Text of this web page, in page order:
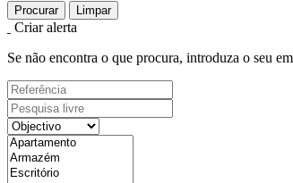
Procurar Limpar
Criar alerta
Se não encontra o que procura, introduza o seu